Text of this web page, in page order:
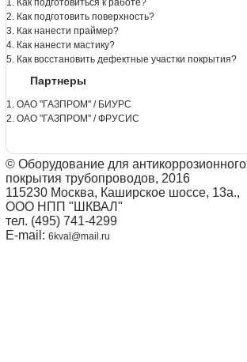
2. Как подготовить поверхность?
3. Как нанести праймер?
4. Как нанести мастику?
5. Как восстановить дефектные участки покрытия?
Партнеры
1. ОАО "ГАЗПРОМ" / БИУРС
2. ОАО "ГАЗПРОМ" / ФРУСИС
© Оборудование для антикоррозионного
покрытия трубопроводов, 2016
115230 Москва, Каширское шоссе, 13а.,
ООО НПП "ШКВАЛ"
тел. (495) 741-4299
E-mail: 6kval@mail.ru